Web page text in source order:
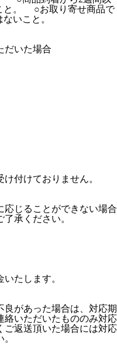
と。 ○お取り寄せ商品で
いこと。
だいた場合
付けておりません。
応じることができない場合
承ください。
たします。
良があった場合は、対応期
絡いただいたもののみ対応
ご返送頂いた場合には対応